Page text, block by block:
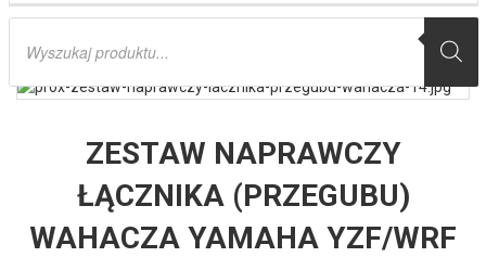
Wyszukiwarka
’01, YZ 125/250 ’01 (27-1067) PROX
ZESTAW NAPRAWCZY
ŁĄCZNIKA (PRZEGUBU)
WAHACZA YAMAHA YZF/WRF